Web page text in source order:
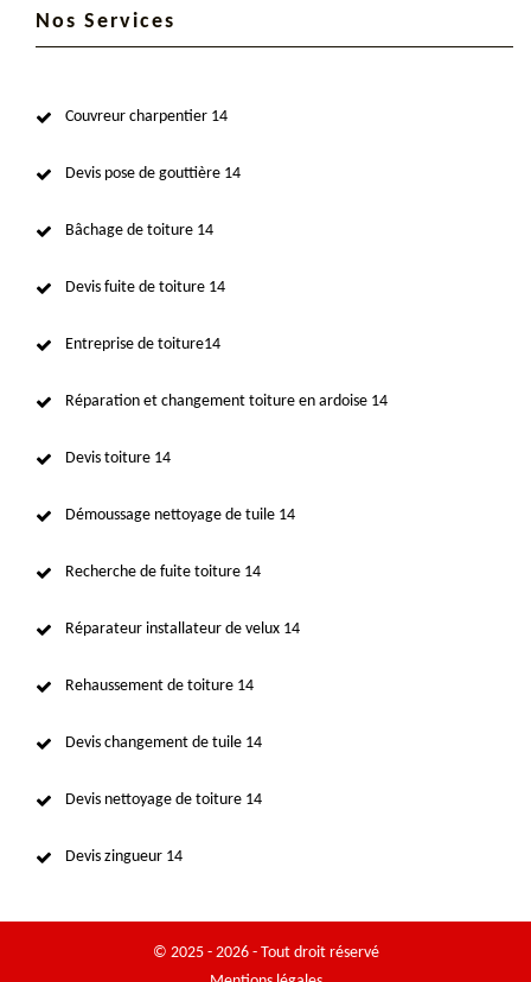
Nos Services
Couvreur charpentier 14
Devis pose de gouttière 14
Bâchage de toiture 14
Devis fuite de toiture 14
Entreprise de toiture14
Réparation et changement toiture en ardoise 14
Devis toiture 14
Démoussage nettoyage de tuile 14
Recherche de fuite toiture 14
Réparateur installateur de velux 14
Rehaussement de toiture 14
Devis changement de tuile 14
Devis nettoyage de toiture 14
Devis zingueur 14
© 2025 - 2026 - Tout droit réservé